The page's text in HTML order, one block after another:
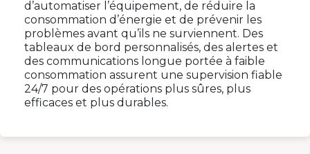
d’automatiser l’équipement, de réduire la
consommation d’énergie et de prévenir les
problèmes avant qu’ils ne surviennent. Des
tableaux de bord personnalisés, des alertes et
des communications longue portée à faible
consommation assurent une supervision fiable
24/7 pour des opérations plus sûres, plus
efficaces et plus durables.